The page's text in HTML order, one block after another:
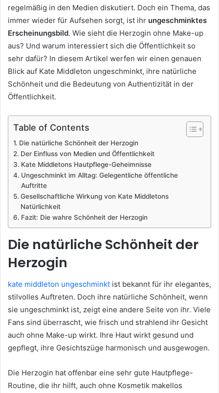
regelmäßig in den Medien diskutiert. Doch ein Thema, das
immer wieder für Aufsehen sorgt, ist ihr ungeschminktes
Erscheinungsbild. Wie sieht die Herzogin ohne Make-up
aus? Und warum interessiert sich die Öffentlichkeit so
sehr dafür? In diesem Artikel werfen wir einen genauen
Blick auf Kate Middleton ungeschminkt, ihre natürliche
Schönheit und die Bedeutung von Authentizität in der
Öffentlichkeit.
Table of Contents
Die natürliche Schönheit der Herzogin
Der Einfluss von Medien und Öffentlichkeit
Kate Middletons Hautpflege-Geheimnisse
Ungeschminkt im Alltag: Gelegentliche öffentliche
Auftritte
Gesellschaftliche Wirkung von Kate Middletons
Natürlichkeit
Fazit: Die wahre Schönheit der Herzogin
Die natürliche Schönheit der
Herzogin
kate middleton ungeschminkt ist bekannt für ihr elegantes,
stilvolles Auftreten. Doch ihre natürliche Schönheit, wenn
sie ungeschminkt ist, zeigt eine andere Seite von ihr. Viele
Fans sind überrascht, wie frisch und strahlend ihr Gesicht
auch ohne Make-up wirkt. Ihre Haut wirkt gesund und
gepflegt, ihre Gesichtszüge harmonisch und ausgewogen.
Die Herzogin hat offenbar eine sehr gute Hautpflege-
Routine, die ihr hilft, auch ohne Kosmetik makellos